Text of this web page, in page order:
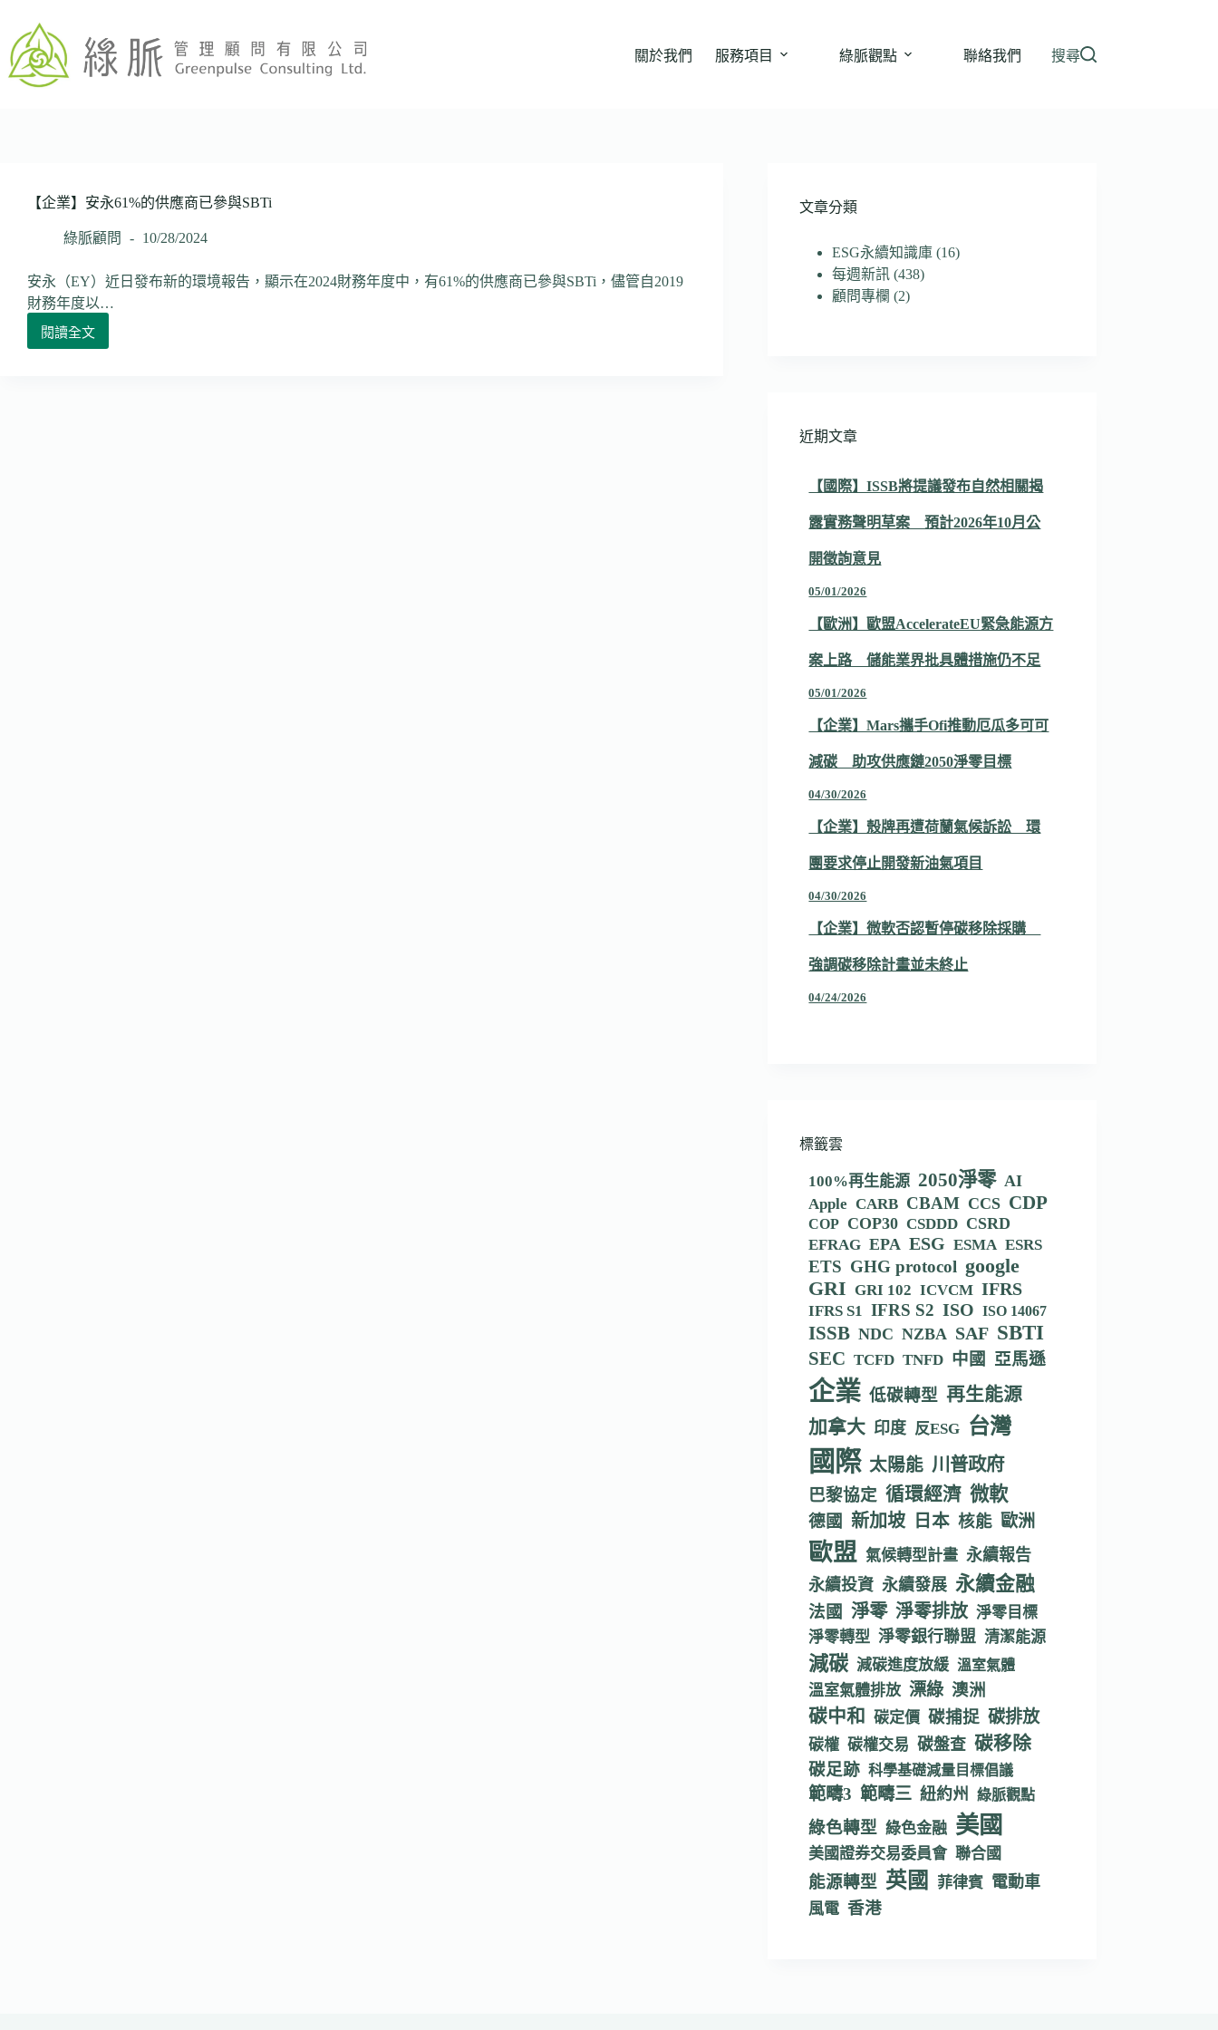
主
要
關於我們 服務項目 綠脈觀點 聯絡我們 搜尋
【企業】安永61%的供應商已參與SBTi
綠脈顧問 10/28/2024
安永（EY）近日發布新的環境報告，顯示在2024財務年度中，有61%的供應商已參與SBTi，儘管自2019
財務年度以…
閱讀全文
【企
文章分類
ESG永續知識庫(16)
每週新訊(438)
顧問專欄 (2)
近期文章
【國際】ISSB將提議發布自然相關揭
露實務聲明草案 預計2026年10月公
開徵詢意見
05/01/2026
【歐洲】歐盟AccelerateEU緊急能源方
案上路 儲能業界批具體措施仍不足
05/01/2026
【企業】Mars攜手Ofi推動厄瓜多可可
減碳 助攻供應鏈2050淨零目標
04/30/2026
【企業】殼牌再遭荷蘭氣候訴訟 環
團要求停止開發新油氣項目
04/30/2026
【企業】微軟否認暫停碳移除採購
強調碳移除計畫並未終止
04/24/2026
標籤雲
100%再生能源 2050淨零 AI
Apple CARB CBAM CCS CDP
COP COP30 CSDDD CSRD
EFRAG EPA ESG ESMA ESRS
ETS GHG protocol google
GRI GRI 102 ICVCM IFRS
IFRS S1 IFRS S2 ISO ISO 14067
ISSB NDC NZBA SAF SBTI
SEC TCFD TNFD 中國 亞馬遜
企業 低碳轉型 再生能源
加拿大 印度 反ESG 台灣
國際 太陽能 川普政府
巴黎協定 循環經濟 微軟
德國 新加坡 日本 核能 歐洲
歐盟 氣候轉型計畫 永續報告
永續投資 永續發展 永續金融
法國 淨零 淨零排放 淨零目標
淨零轉型 淨零銀行聯盟 清潔能源
減碳 減碳進度放緩 溫室氣體
溫室氣體排放 漂綠 澳洲
碳中和 碳定價 碳捕捉 碳排放
碳權 碳權交易 碳盤查 碳移除
碳足跡 科學基礎減量目標倡議
範疇3 範疇三 紐約州 綠脈觀點
綠色轉型 綠色金融 美國
美國證券交易委員會 聯合國
能源轉型 英國 菲律賓 電動車
風電 香港